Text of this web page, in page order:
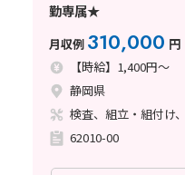
勤専属★
月収例 310,000 円
【時給】1,400円～
静岡県
検査、組立・組付け
62010-00